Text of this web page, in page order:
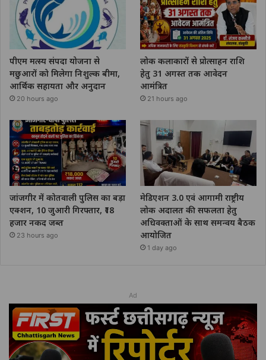
पीएम मत्स्य संपदा योजना से
मछुआरों को मिलेगा निशुल्क बीमा,
आर्थिक सहायता और अनुदान
20 hours ago
लोक कलाकारों से प्रोत्साहन राशि
हेतु 31 अगस्त तक आवेदन
आमंत्रित
21 hours ago
जांजगीर में कोतवाली पुलिस का बड़ा
एक्शन, 10 जुआरी गिरफ्तार, ₹18
हजार नकद जब्त
23 hours ago
मेडिएशन 3.0 एवं आगामी राष्ट्रीय
लोक अदालत की सफलता हेतु
अधिवक्ताओं के साथ समन्वय बैठक
आयोजित
1 day ago
Ad